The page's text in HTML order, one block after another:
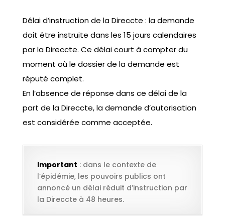
Délai d’instruction de la Direccte : la demande
doit être instruite dans les 15 jours calendaires
par la Direccte. Ce délai court à compter du
moment où le dossier de la demande est
réputé complet.
En l’absence de réponse dans ce délai de la
part de la Direccte, la demande d’autorisation
est considérée comme acceptée.
Important : dans le contexte de
l’épidémie, les pouvoirs publics ont
annoncé un délai réduit d’instruction par
la Direccte à 48 heures.